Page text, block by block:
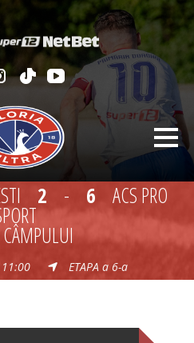
2 - 6 ACS PRO
ETAPA a 6-a